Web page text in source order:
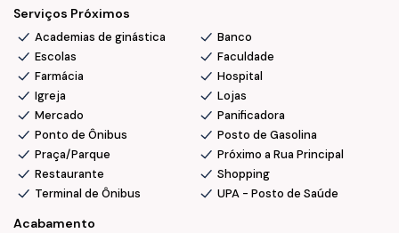
• Localizado na lateral da Rua Tenente Antônio João e
Terminal Norte.
Conclusão de obras:
• Novembro/2028
💰 Oportunidade imperdível !
📞 Ficou interessado(a)? Fale com a nossa Equipe, agende
Serviços Próximos
Academias de ginástica
Banco
Escolas
Faculdade
Farmácia
Hospital
Igreja
Lojas
Mercado
Panificadora
Ponto de Ônibus
Posto de Gasolina
Praça/Parque
Próximo a Rua Principal
Restaurante
Shopping
Terminal de Ônibus
UPA - Posto de Saúde
Acabamento